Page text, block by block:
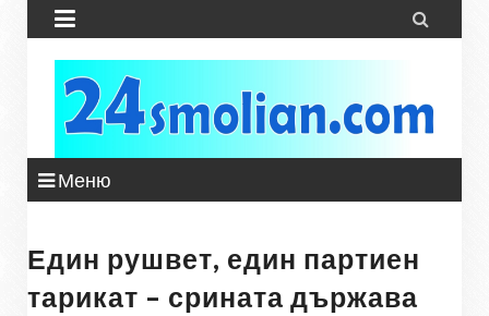
 
Меню
Един рушвет, един партиен
тарикат – срината държава